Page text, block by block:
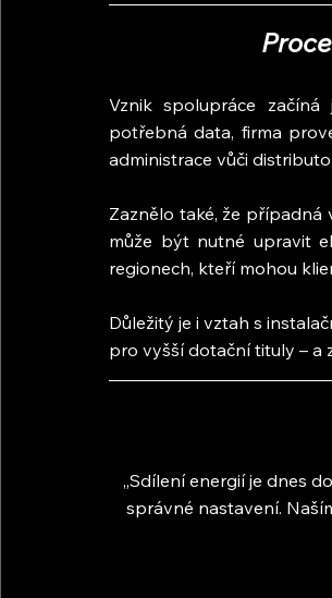
Vznik spolupráce
potřebná data, firma
administrace vůči
Zaznělo také, že případná
může být nutné upravit
regionech, kteří mohou
Důležitý je i vztah s
pro vyšší dotační tituly – a
„Sdílení energií je dnes
správné nastavení.